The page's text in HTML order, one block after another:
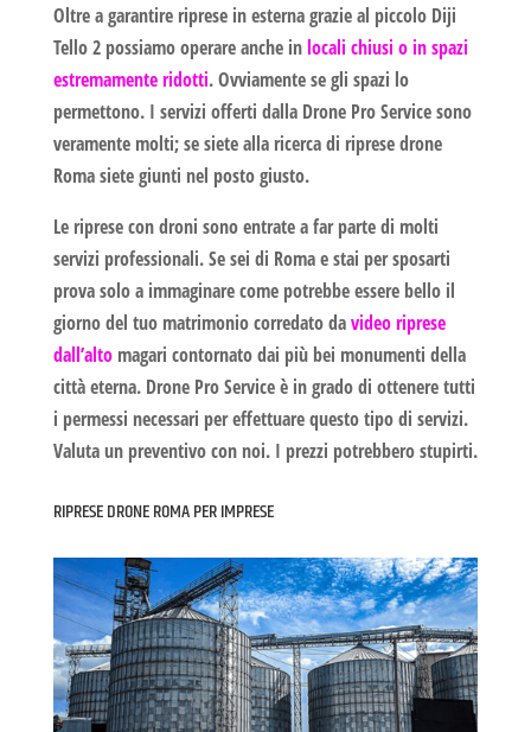
Oltre a garantire riprese in esterna grazie al piccolo Diji
Tello 2 possiamo operare anche inlocali chiusi o in spazi
estremamente ridotti. Ovviamente se gli spazi lo
permettono. I servizi offerti dalla Drone Pro Service sono
veramente molti; se siete alla ricerca di riprese drone
Romasiete giunti nel posto giusto.
Le riprese con droni sono entrate a far parte di molti
servizi professionali. Se sei di Roma e stai persposarti
prova solo a immaginare come potrebbe essere bello il
giorno del tuo matrimoniocorredato davideo riprese
dall’alto magari contornato dai più bei monumenti della
città eterna. Drone Pro Service è in grado di ottenere tutti
i permessi necessari per effettuare questo tipo di servizi.
Valuta un preventivo con noi. I prezzi potrebbero stupirti.
RIPRESE DRONE ROMA PER IMPRESE